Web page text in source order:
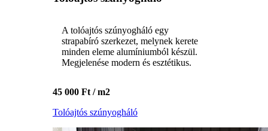
A tolóajtós szúnyogháló egy
strapabíró szerkezet, melynek kerete
minden eleme alumíniumból készül.
Megjelenése modern és esztétikus.
45 000 Ft / m2
Tolóajtós szúnyogháló